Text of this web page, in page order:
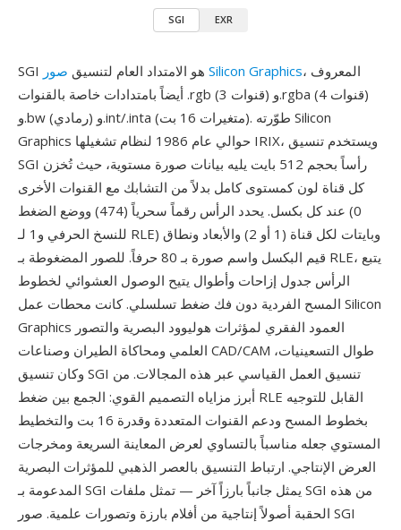
SGI EXR
SGI هو الامتداد العام لتنسيق صور Silicon Graphics، المعروف
أيضاً بامتدادات خاصة بالقنوات .rgb (3 قنوات) و.rgba (4 قنوات)
و.bw (رمادي) و.int/.inta (متغيرات 16 بت). طوّرته Silicon
Graphics حوالي عام 1986 لنظام تشغيلها IRIX، ويستخدم تنسيق
SGI رأساً بحجم 512 بايت يليه بيانات صورة مستوية، حيث تُخزن
كل قناة لون كمستوى كامل بدلاً من التشابك مع القنوات الأخرى
عند كل بكسل. يحدد الرأس رقماً سحرياً (474) ووضع الضغط (0
للنسخ الحرفي و1 لـ RLE) وبايتات لكل قناة (1 أو 2) والأبعاد ونطاق
قيم البكسل واسم صورة بـ 80 حرفاً. للصور المضغوطة بـ RLE، يتبع
الرأس جدول إزاحات وأطوال يتيح الوصول العشوائي لخطوط
المسح الفردية دون فك ضغط تسلسلي. كانت محطات عمل Silicon
Graphics العمود الفقري لمؤثرات هوليوود البصرية والتصور
العلمي ومحاكاة الطيران وصناعات CAD/CAM طوال التسعينيات،
وكان تنسيق SGI تنسيق العمل القياسي عبر هذه المجالات. من
أبرز مزاياه التصميم القوي: الجمع بين ضغط RLE القابل للتوجيه
بخطوط المسح ودعم القنوات المتعددة وقدرة 16 بت والتخطيط
المستوي جعله مناسباً بالتساوي لعرض المعاينة السريعة ومخرجات
العرض الإنتاجي. ارتباط التنسيق بالعصر الذهبي للمؤثرات البصرية
المدعومة بـ SGI يمثل جانباً بارزاً آخر — تمثل ملفات SGI من هذه
الحقبة أصولاً إنتاجية من أفلام بارزة وتصورات علمية. صور SGI